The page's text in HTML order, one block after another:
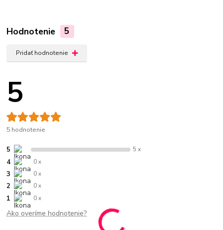
Hodnotenie 5
Pridať hodnotenie
5
5 hodnotenie
5 5 x
4 0 x
3 0 x
2 0 x
1 0 x
Ako overíme hodnotenie?